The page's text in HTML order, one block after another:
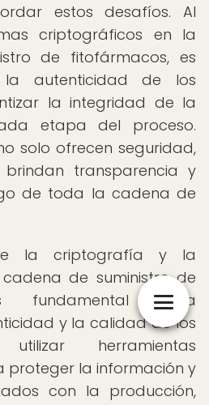
estos desafíos. Al
criptográficos en la
de fitofármacos, es
la autenticidad de los
la integridad de la
etapa del proceso.
solo ofrecen seguridad,
transparencia y
de toda la cadena de
la criptografía y la
de suministro de
fundamental para
y la calidad de los
herramientas
la información y
con la producción,